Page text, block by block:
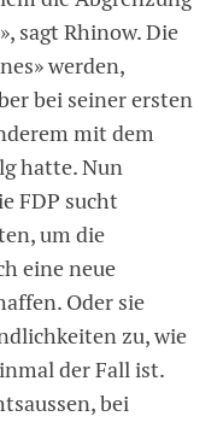
sagt Rhinow. Die
werden,
bei seiner ersten
mit dem
hatte. Nun
FDP sucht
um die
eine neue
Oder sie
zu, wie
der Fall ist.
bei